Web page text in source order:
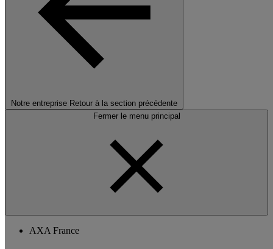
Notre entreprise Retour à la section précédente
Fermer le menu principal
AXA France